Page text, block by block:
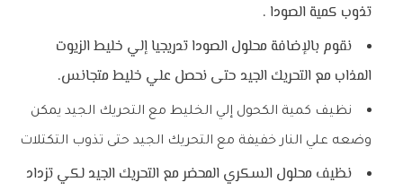
تذوب كمية الصودا .
نقوم بالإضافة محلول الصودا تدريجيا إلي خليط الزيوت
المذاب مع التحريك الجيد حتى نحصل علي خليط متجانس.
نظيف كمية الكحول إلي الخليط مع التحريك الجيد يمكن
وضعه علي النار خفيفة مع التحريك الجيد حتى تذوب التكتلات
نظيف محلول السكري المحضر مع التحريك الجيد لكي تزداد